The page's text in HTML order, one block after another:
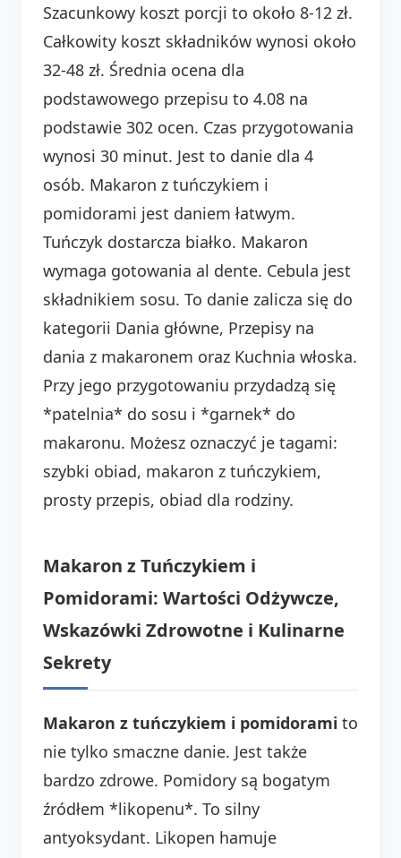
Szacunkowy koszt porcji to około 8-12 zł.
Całkowity koszt składników wynosi około
32-48 zł. Średnia ocena dla
podstawowego przepisu to 4.08 na
podstawie 302 ocen. Czas przygotowania
wynosi 30 minut. Jest to danie dla 4
osób. Makaron z tuńczykiem i
pomidorami jest daniem łatwym.
Tuńczyk dostarcza białko. Makaron
wymaga gotowania al dente. Cebula jest
składnikiem sosu. To danie zalicza się do
kategorii Dania główne, Przepisy na
dania z makaronem oraz Kuchnia włoska.
Przy jego przygotowaniu przydadzą się
*patelnia* do sosu i *garnek* do
makaronu. Możesz oznaczyć je tagami:
szybki obiad, makaron z tuńczykiem,
prosty przepis, obiad dla rodziny.
Makaron z Tuńczykiem i
Pomidorami: Wartości Odżywcze,
Wskazówki Zdrowotne i Kulinarne
Sekrety
Makaron z tuńczykiem i pomidorami to
nie tylko smaczne danie. Jest także
bardzo zdrowe. Pomidory są bogatym
źródłem *likopenu*. To silny
antyoksydant. Likopen hamuje